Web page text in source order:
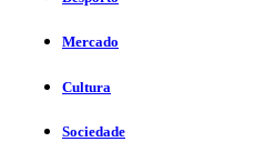
Mercado
Cultura
Sociedade